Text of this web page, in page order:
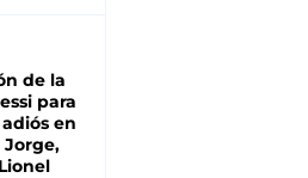
de la
para
en
Jorge,